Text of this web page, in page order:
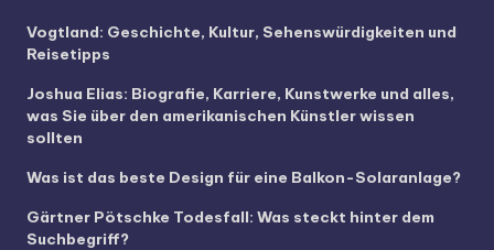
Vogtland: Geschichte, Kultur, Sehenswürdigkeiten und
Reisetipps
Joshua Elias: Biografie, Karriere, Kunstwerke und alles,
was Sie über den amerikanischen Künstler wissen
sollten
Was ist das beste Design für eine Balkon-Solaranlage?
Gärtner Pötschke Todesfall: Was steckt hinter dem
Suchbegriff?